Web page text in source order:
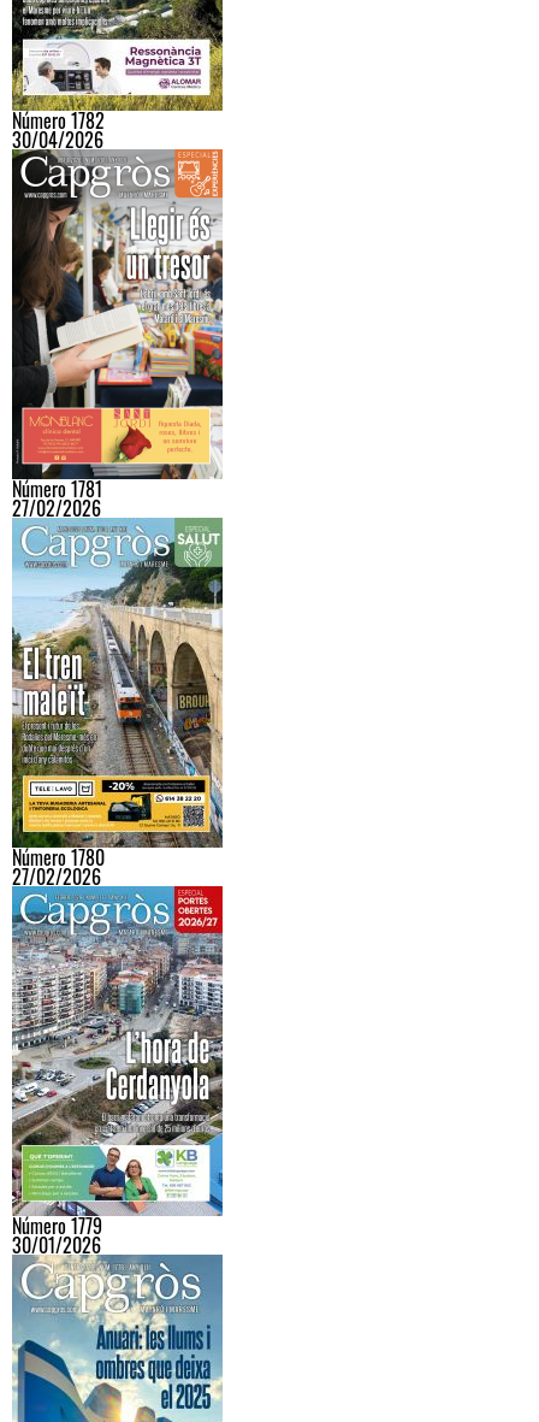
Número 1782
30/04/2026
Número 1781
27/02/2026
Número 1780
27/02/2026
Número 1779
30/01/2026